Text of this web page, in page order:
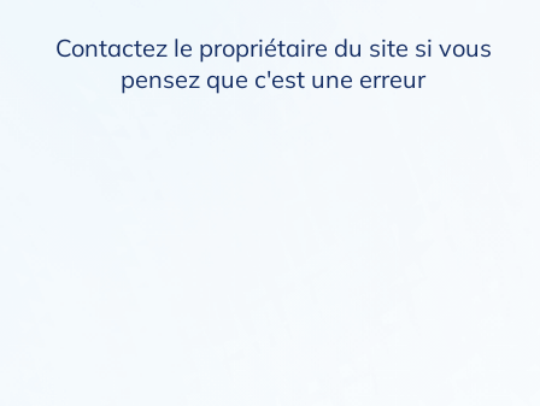
Contactez le propriétaire du site si vous
pensez que c'est une erreur